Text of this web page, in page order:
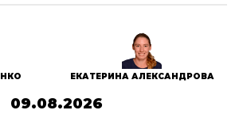
ЕКАТЕРИНА АЛЕКСАНДРОВА
09.08.2026